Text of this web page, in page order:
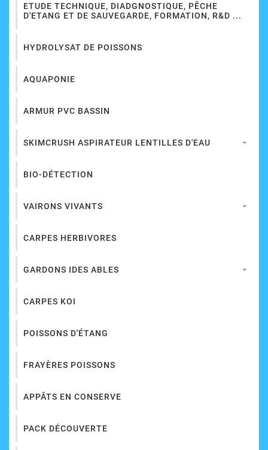
ETUDE TECHNIQUE, DIADGNOSTIQUE, PÊCHE
D'ETANG ET DE SAUVEGARDE, FORMATION, R&D ...
HYDROLYSAT DE POISSONS
AQUAPONIE
ARMUR PVC BASSIN
SKIMCRUSH ASPIRATEUR LENTILLES D'EAU 
BIO-DÉTECTION
VAIRONS VIVANTS 
CARPES HERBIVORES
GARDONS IDES ABLES 
CARPES KOI
POISSONS D'ÉTANG
FRAYÈRES POISSONS
APPÂTS EN CONSERVE
PACK DÉCOUVERTE